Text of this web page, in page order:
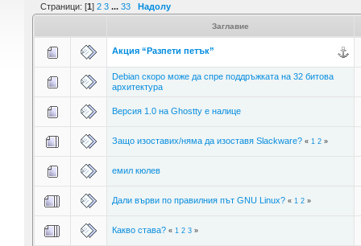
Страници: [1] 2 3 ... 33 Надолу
Заглавие
Акция “Разпети петък”
Debian скоро може да спре поддръжката на 32 битова
архитектура
Версия 1.0 на Ghostty е налице
Защо изоставих/няма да изоставя Slackware? « 1 2»
емил кюлев
Дали върви по правилния път GNU Linux? « 1 2»
Какво става? « 1 2 3»